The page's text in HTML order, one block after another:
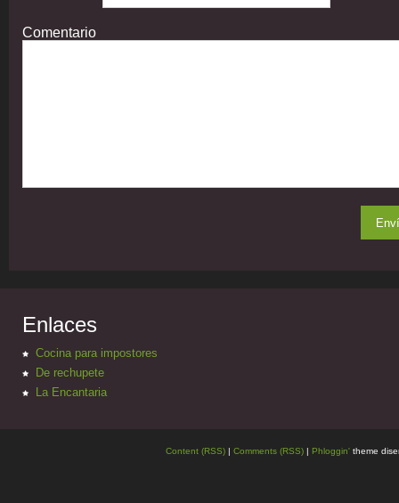
Comentario
Enlaces
Cocina para impostores
De rechupete
La Encantaria
Content (RSS) | Comments (RSS) | Phloggin' theme